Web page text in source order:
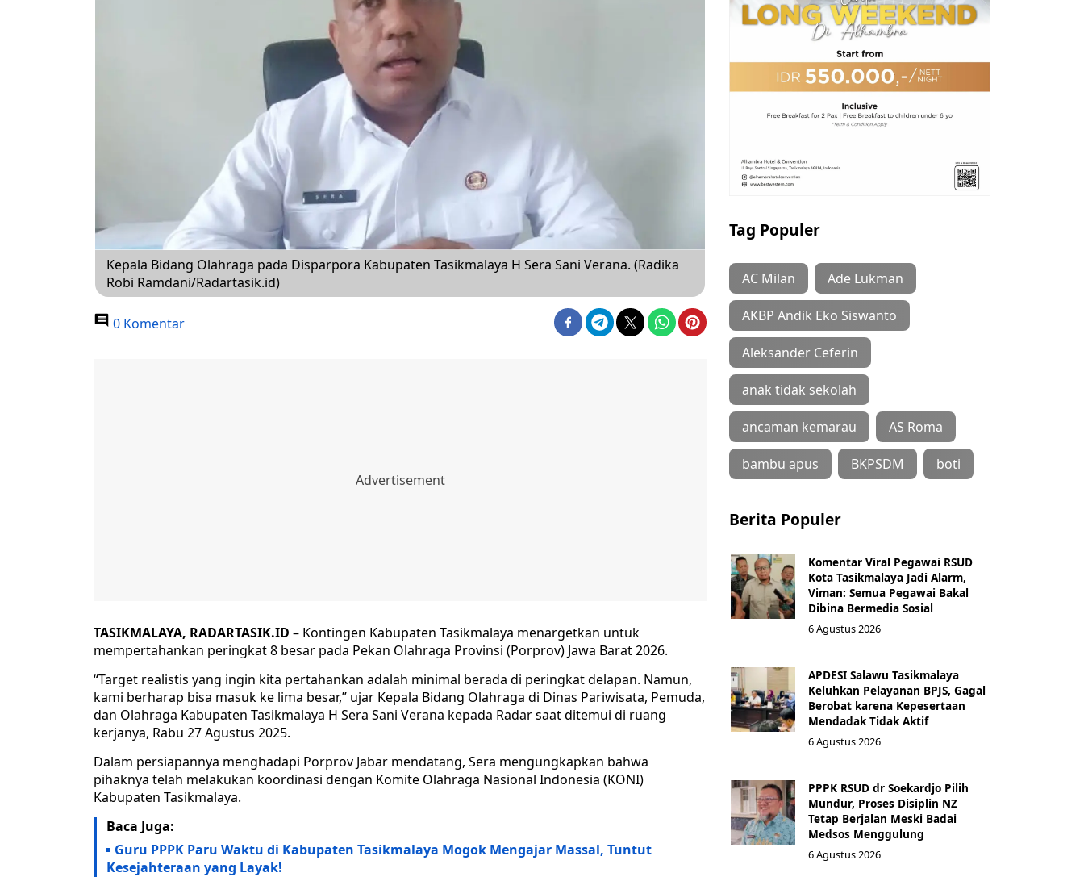
Kepala Bidang Olahraga pada Disparpora Kabupaten Tasikmalaya H Sera Sani Verana. (Radika
Robi Ramdani/Radartasik.id)
0 Komentar
TASIKMALAYA, RADARTASIK.ID – Kontingen Kabupaten Tasikmalaya menargetkan untuk
mempertahankan peringkat 8 besar pada Pekan Olahraga Provinsi (Porprov) Jawa Barat 2026.
“Target realistis yang ingin kita pertahankan adalah minimal berada di peringkat delapan. Namun,
kami berharap bisa masuk ke lima besar,” ujar Kepala Bidang Olahraga di Dinas Pariwisata, Pemuda,
dan Olahraga Kabupaten Tasikmalaya H Sera Sani Verana kepada Radar saat ditemui di ruang
kerjanya, Rabu 27 Agustus 2025.
Dalam persiapannya menghadapi Porprov Jabar mendatang, Sera mengungkapkan bahwa
pihaknya telah melakukan koordinasi dengan Komite Olahraga Nasional Indonesia (KONI)
Kabupaten Tasikmalaya.
Baca Juga:
Guru PPPK Paru Waktu di Kabupaten Tasikmalaya Mogok Mengajar Massal, Tuntut
Kesejahteraan yang Layak!
Tag Populer
AC Milan Ade Lukman
AKBP Andik Eko Siswanto
Aleksander Ceferin
anak tidak sekolah
ancaman kemarau AS Roma
bambu apus BKPSDM boti
Berita Populer
Komentar Viral Pegawai RSUD
Kota Tasikmalaya Jadi Alarm,
Viman: Semua Pegawai Bakal
Dibina Bermedia Sosial
6 Agustus 2026
APDESI Salawu Tasikmalaya
Keluhkan Pelayanan BPJS, Gagal
Berobat karena Kepesertaan
Mendadak Tidak Aktif
6 Agustus 2026
PPPK RSUD dr Soekardjo Pilih
Mundur, Proses Disiplin NZ
Tetap Berjalan Meski Badai
Medsos Menggulung
6 Agustus 2026